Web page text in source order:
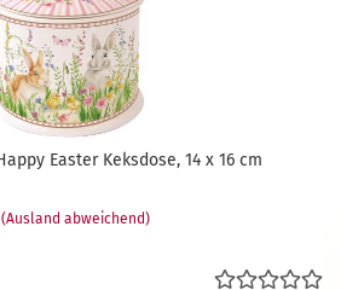
Easter Keksdose, 14 x 16 cm
(Ausland abweichend)